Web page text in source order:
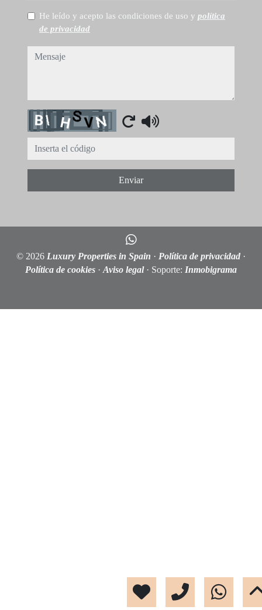
He leído y acepto las condiciones de uso y política
de privacidad
mensaje
Captcha
Enviar
© 2026 Luxury Properties in Spain · Política de privacidad ·
Política de cookies · Aviso legal · Soporte: Inmobigrama